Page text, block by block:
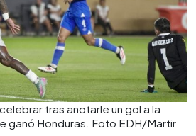
tras anotarle un gol a la
ganó Honduras. Foto EDH/Martir